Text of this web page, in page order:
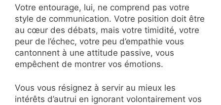
Votre entourage, lui, ne comprend pas votre
style de communication. Votre position doit être
au cœur des débats, mais votre timidité, votre
peur de l’échec, votre peu d’empathie vous
cantonnent à une attitude passive, vous
empêchent de montrer vos émotions.
Vous vous résignez à servir au mieux les
intérêts d’autrui en ignorant volontairement vos